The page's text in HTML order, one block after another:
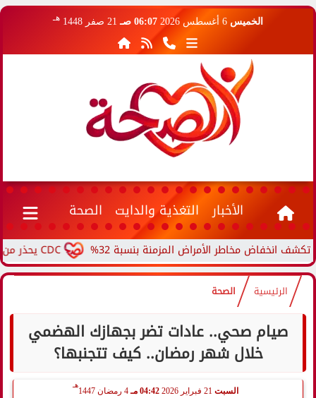
الخميس 06:07 صـ 21 صفر 1448 هـ
الأخبار التغذية والدايت الصحة
CDC يحذر من ارتفاع حالات حمى الأرانب.. مرض نادر ينتقل من الحيوانات... مخاطر الأمراض المزمنة بنسبة 32%
الرئيسية الصحة
صيام صحي.. عادات تضر بجهازك الهضمي
خلال شهر رمضان.. كيف تتجنبها؟
السبت 04:42 مـ 4 رمضان 1447
هـ